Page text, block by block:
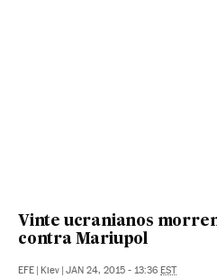
Vinte ucranianos
contra Mariupol
EFE | Kiev | JAN 24, 2015 - 13:36 EST